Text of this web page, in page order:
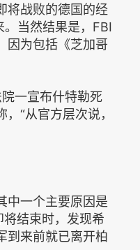
将战败的德国的经
。当然结果是，FBI
因为包括《芝加哥
一宣布什特勒死
“从官方层次说，
一个主要原因是
结束时，发现希
到来前就已离开柏